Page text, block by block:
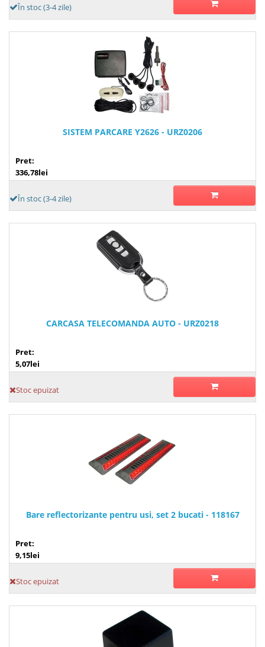
În stoc (3-4 zile)
SISTEM PARCARE Y2626 - URZ0206
Pret:
336,78lei
În stoc (3-4 zile)
CARCASA TELECOMANDA AUTO - URZ0218
Pret:
5,07lei
Stoc epuizat
Bare reflectorizante pentru usi, set 2 bucati - 118167
Pret:
9,15lei
Stoc epuizat